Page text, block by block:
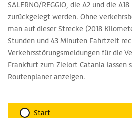
SALERNO/REGGIO, die A2 und die
zurückgelegt werden. Ohne
man auf dieser Strecke (2018
Stunden und 43 Minuten Fahrtzeit
Verkehrsstörungsmeldungen für die
Frankfurt zum Zielort Catania lassen
Routenplaner anzeigen.
Start